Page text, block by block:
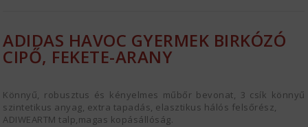
ADIDAS HAVOC GYERMEK BIRKÓZÓ
CIPŐ, FEKETE-ARANY
Könnyű, robusztus és kényelmes műbőr bevonat, 3 csík könnyű
szintetikus anyag, extra tapadás, elasztikus hálós felsőrész,
ADIWEARTM talp,magas kopásállóság.